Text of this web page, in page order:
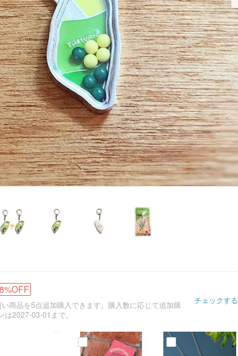
商品を5点追加購入できます。購入数に応じて追加購
は2027-03-01まで。
チェックする